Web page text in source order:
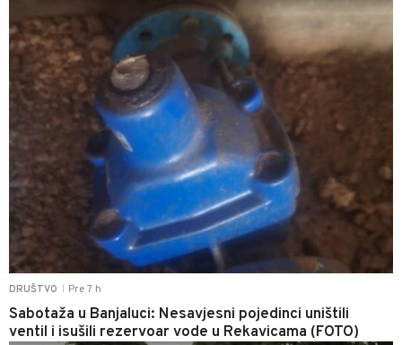
DRUŠTVO Pre 7 h
Sabotaža u Banjaluci: Nesavjesni pojedinci uništili
ventil i isušili rezervoar vode u Rekavicama (FOTO)